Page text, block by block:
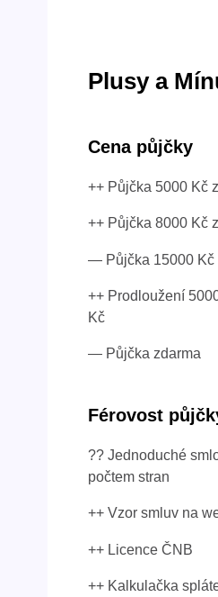
Plusy a
Cena půjčky
++ Půjčka 5000 Kč
++ Půjčka 8000 Kč
— Půjčka 15000 Kč
++ Prodloužení
Kč
— Půjčka zdarma
Férovost
?? Jednoduché
počtem stran
++ Vzor smluv na
++ Licence ČNB
++ Kalkulačka